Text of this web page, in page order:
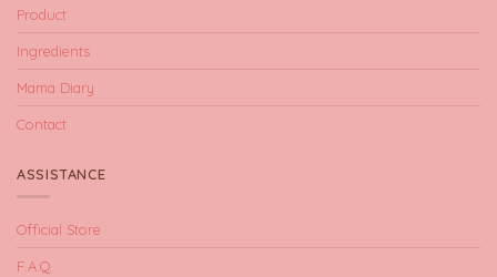
Product
Ingredients
Mama Diary
Contact
ASSISTANCE
Official Store
F.A.Q